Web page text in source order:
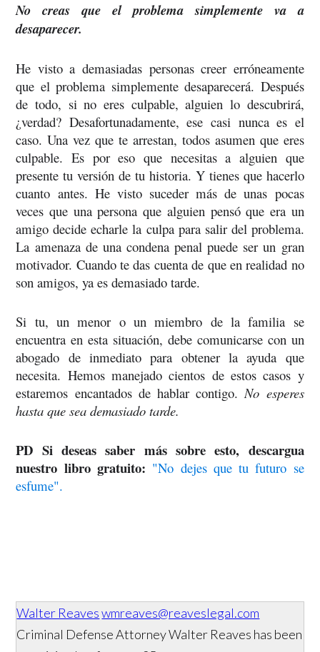
No creas que el problema simplemente va a
desaparecer.
He visto a demasiadas personas creer erróneamente
que el problema simplemente desaparecerá. Después
de todo, si no eres culpable, alguien lo descubrirá,
¿verdad? Desafortunadamente, ese casi nunca es el
caso. Una vez que te arrestan, todos asumen que eres
culpable. Es por eso que necesitas a alguien que
presente tu versión de tu historia. Y tienes que hacerlo
cuanto antes. He visto suceder más de unas pocas
veces que una persona que alguien pensó que era un
amigo decide echarle la culpa para salir del problema.
La amenaza de una condena penal puede ser un gran
motivador. Cuando te das cuenta de que en realidad no
son amigos, ya es demasiado tarde.
Si tu, un menor o un miembro de la familia se
encuentra en esta situación, debe comunicarse con un
abogado de inmediato para obtener la ayuda que
necesita. Hemos manejado cientos de estos casos y
estaremos encantados de hablar contigo. No esperes
hasta que sea demasiado tarde.
PD Si deseas saber más sobre esto, descargua
nuestro libro gratuito: "No dejes que tu futuro se
esfume".
Walter Reaves wmreaves@reaveslegal.com
Criminal Defense Attorney Walter Reaves has been